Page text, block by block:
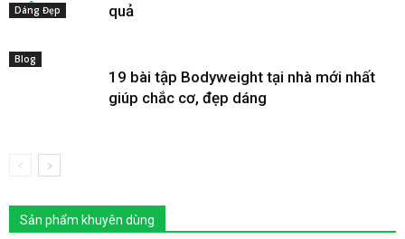
Dáng Đẹp
quả
Blog
19 bài tập Bodyweight tại nhà mới nhất
giúp chắc cơ, đẹp dáng
Sản phẩm khuyên dùng